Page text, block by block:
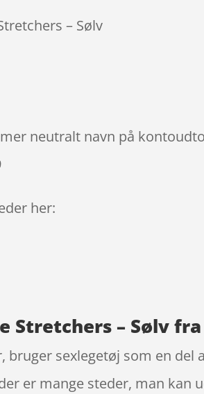
– Sølv
neutralt navn på
her:
Stretchers – Sølv
bruger sexlegetøj som en
er mange steder, man kan